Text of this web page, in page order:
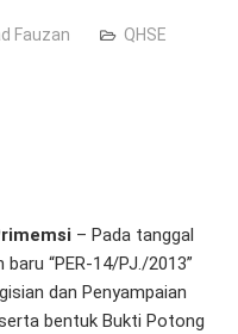
Fauzan QHSE
– Pada tanggal
“PER-14/PJ./2013”
dan Penyampaian
bentuk Bukti Potong